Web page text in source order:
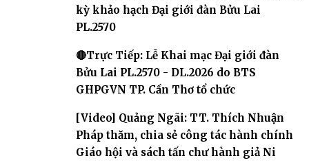
kỳ khảo hạch Đại giới đàn Bửu Lai
PL.2570
🔴Trực Tiếp: Lễ Khai mạc Đại giới đàn
Bửu Lai PL.2570 - DL.2026 do BTS
GHPGVN TP. Cần Thơ tổ chức
[Video] Quảng Ngãi: TT. Thích Nhuận
Pháp thăm, chia sẻ công tác hành chính
Giáo hội và sách tấn chư hành giả Ni